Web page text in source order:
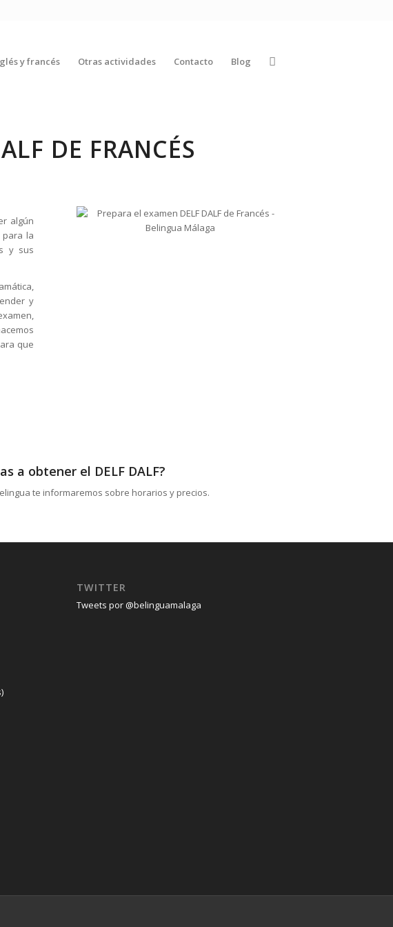
y francés Otras actividades Contacto Blog
DE FRANCÉS
algún
para la
y sus
y
que
a obtener el DELF DALF?
te informaremos sobre horarios y precios.
TWITTER
Tweets por @belinguamalaga